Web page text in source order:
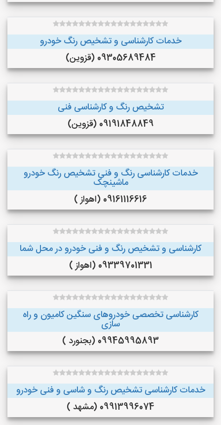
خدمات کارشناسی و تشخیص رنگ خودرو
09305689484 (قزوین)
تشخیص رنگ و کارشناسی فنی
09191848849 (قزوین)
خدمات کارشناسی رنگ و فنی تشخیص رنگ خودرو
ماشینچک
09161116616 (اهواز )
کارشناسی و تشخیص رنگ و فنی خودرو در محل شما
09339701331 (اهواز )
کارشناسی تخصصی خودروهای سنگین کامیون و راه
سازی
09945995893 (بجنورد )
خدمات کارشناسی تشخیص رنگ و شاسی و فنی خودرو
09913996074 (مشهد )